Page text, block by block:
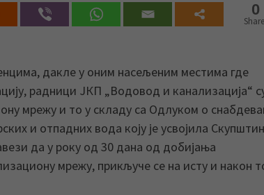
0
дакле у оним насељеним местима где
радници ЈКП „Водовод и канализација“
мрежу и то у складу са Одлуком о
и отпадних вода коју је усвојила
да у року од 30 дана од добијања
мрежу, прикључе се на исту и након